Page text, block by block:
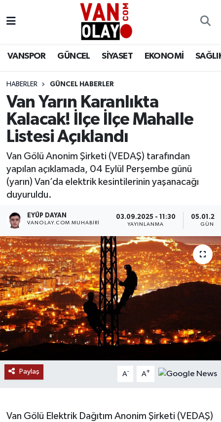
VANSPOR GÜNCEL SİYASET EKONOMİ
HABERLER GÜNCEL HABERLER
Van Yarın Karanlıkta
Kalacak! İlçe İlçe Mahalle
Listesi Açıklandı
Van Gölü Anonim Şirketi (VEDAŞ) tarafından
yapılan açıklamada, 04 Eylül Perşembe günü
(yarın) Van’da elektrik kesintilerinin yaşanacağı
duyuruldu.
EYÜP DAYAN
VANOLAY.COM MUHABIRI
03.09.2025 - 11:30
YAYINLANMA
Paylaş A- A+
Van Gölü Elektrik Dağıtım Anonim Şirketi (VEDAŞ)
Siyaset
Ekonomi
Sağlık
Bilim & Teknoloji
Dünya
RESMİ İLANLAR
Van Nöbetçi Eczaneler
Van Namaz Vakitleri
Van Trafik Yoğunluk Haritası
Süper Lig Puan Durumu ve Fikstür
Tüm Manşetler
Son Dakika Haberleri
Haber Arşivi